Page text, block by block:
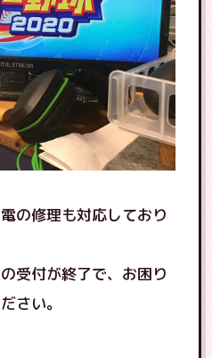
の修理も対応しており
受付が終了で、お困り
さい。